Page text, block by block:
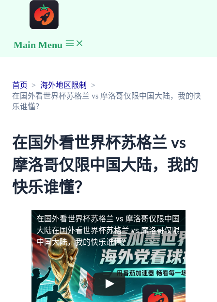
Main Menu
首页
海外地区限制
在国外看世界杯苏格兰 vs 摩洛哥仅限中国大陆，我的快
乐谁懂？
在国外看世界杯苏格兰 vs
摩洛哥仅限中国大陆，我的
快乐谁懂？
在国外看世界杯苏格兰 vs 摩洛哥仅限中国
大陆在国外看世界杯苏格兰 vs 摩洛哥仅限
中国大陆，我的快乐谁懂？